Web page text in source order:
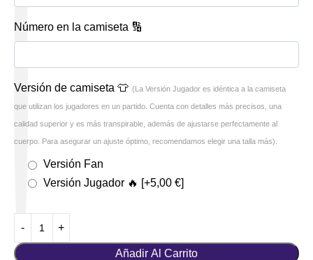
Número en la camiseta 🔢
Versión de camiseta 👕 (La Versión Jugador es idéntica a la camiseta
que utilizan los jugadores en un partido. Cuenta con detalles más precisos, una
calidad superior y es más transpirable, además de ajustarse perfectamente al
cuerpo. Para asegurar un ajuste óptimo, recomendamos elegir una talla más).
Versión Fan
Versión Jugador 🔥 [+5,00 €]
Añadir Al Carrito